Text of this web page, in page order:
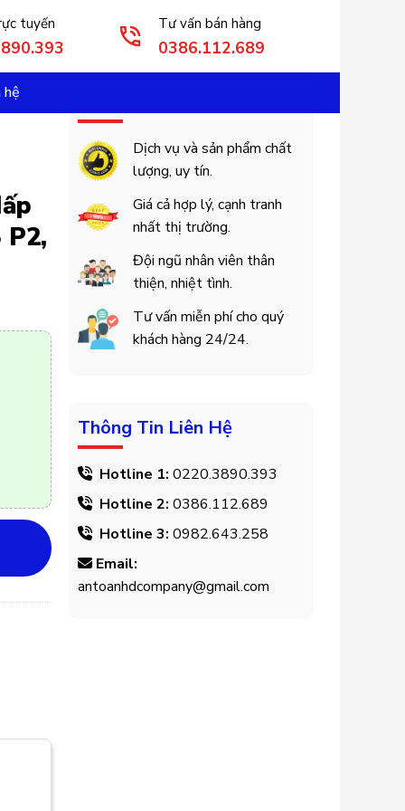
tuyến Tư vấn bán hàng
0386.112.689
hệ
Dịch vụ và sản phẩm chất
lượng, uy tín.
Giá cả hợp lý, cạnh tranh
nhất thị trường.
Đội ngũ nhân viên thân
thiện, nhiệt tình.
Tư vấn miễn phí cho quý
khách hàng 24/24.
Thông Tin Liên Hệ
Hotline 1: 0220.3890.393
Hotline 2: 0386.112.689
Hotline 3: 0982.643.258
Email:
antoanhdcompany@gmail.com